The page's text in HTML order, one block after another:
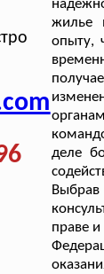
жилье
опыту,
деле
праве